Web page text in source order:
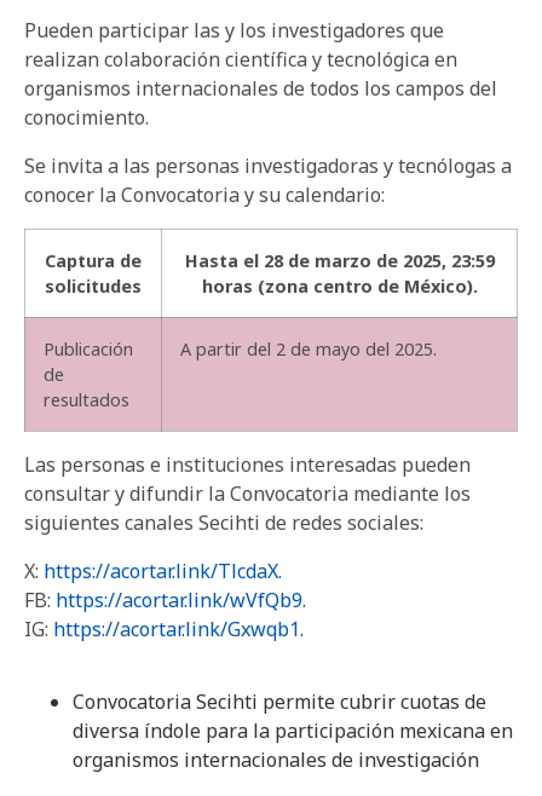
Pueden participar las y los investigadores que
realizan colaboración científica y tecnológica en
organismos internacionales de todos los campos del
conocimiento.
Se invita a las personas investigadoras y tecnólogas a
conocer la Convocatoria y su calendario:
Captura de
solicitudes
Hasta el 28 de marzo de 2025, 23:59
horas (zona centro de México).
Publicación
de
resultados
A partir del 2 de mayo del 2025.
Las personas e instituciones interesadas pueden
consultar y difundir la Convocatoria mediante los
siguientes canales Secihti de redes sociales:
X: https://acortar.link/TlcdaX.
FB: https://acortar.link/wVfQb9.
IG: https://acortar.link/Gxwqb1.
Convocatoria Secihti permite cubrir cuotas de
diversa índole para la participación mexicana en
organismos internacionales de investigación